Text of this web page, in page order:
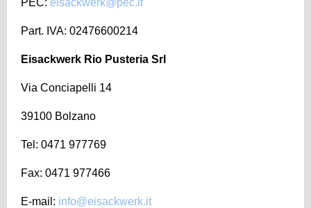
Part. IVA: 02476600214
Eisackwerk Rio Pusteria Srl
Via Conciapelli 14
39100 Bolzano
Tel: 0471 977769
Fax: 0471 977466
E-mail: info@eisackwerk.it